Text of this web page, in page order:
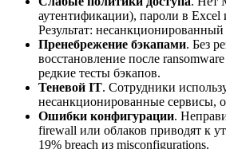
аутентификации), пароли в Excel
Результат: несанкционированный
Пренебрежение бэкапами. Без
восстановление после
редкие тесты бэкапов.
Теневой IT. Сотрудники
несанкционированные сервисы,
Ошибки конфигурации.
firewall или облаков приводят к
19% breach из misconfigurations.